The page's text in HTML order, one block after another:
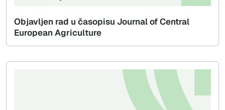
Objavljen rad u časopisu Journal of Central
European Agriculture